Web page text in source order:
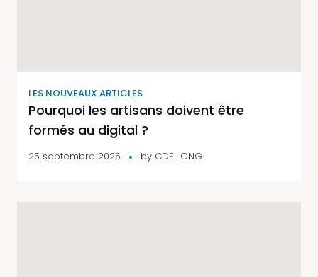
LES NOUVEAUX ARTICLES
Pourquoi les artisans doivent être
formés au digital ?
25 septembre 2025 by CDEL ONG